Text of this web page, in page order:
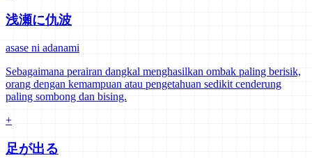
浅瀬に仇波
asase ni adanami
Sebagaimana perairan dangkal menghasilkan ombak paling berisik,
orang dengan kemampuan atau pengetahuan sedikit cenderung
paling sombong dan bising.
+
足が出る